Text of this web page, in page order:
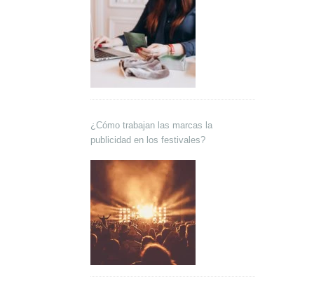
¿Cómo trabajan las marcas la
publicidad en los festivales?